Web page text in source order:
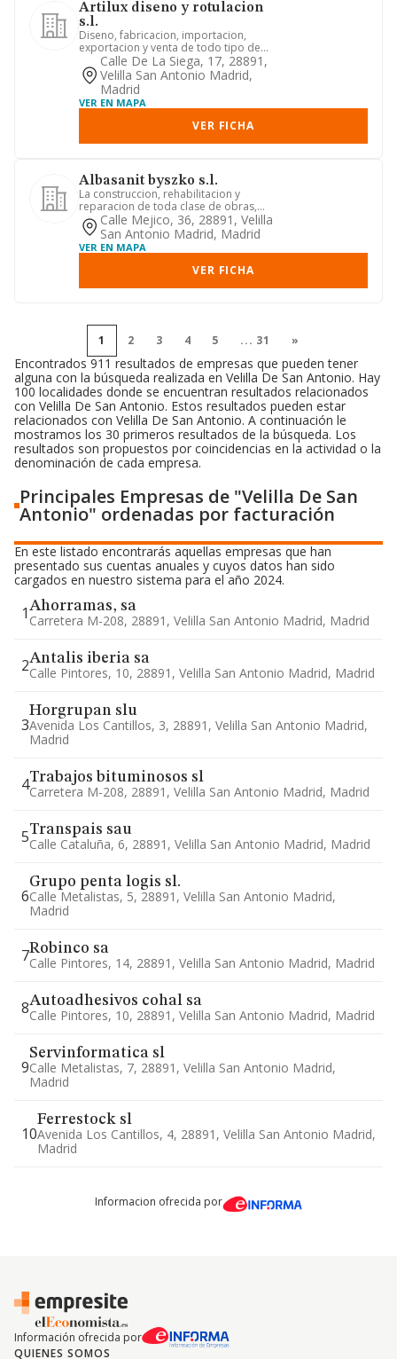
Artilux diseno y rotulacion
s.l.
Diseno, fabricacion, importacion,
exportacion y venta de todo tipo de
rotulos luminosos en neon, me...
Calle De La Siega, 17, 28891,
Velilla San Antonio Madrid,
Madrid
VER EN MAPA
VER FICHA
Albasanit byszko s.l.
La construccion, rehabilitacion y
reparacion de toda clase de obras,
urbanizaciones, edificios, y c...
Calle Mejico, 36, 28891, Velilla
San Antonio Madrid, Madrid
VER EN MAPA
VER FICHA
1 2 3 4 5 ... 31 »
Encontrados 911 resultados de empresas que pueden tener
alguna con la búsqueda realizada en Velilla De San Antonio. Hay
100 localidades donde se encuentran resultados relacionados
con Velilla De San Antonio. Estos resultados pueden estar
relacionados con Velilla De San Antonio. A continuación le
mostramos los 30 primeros resultados de la búsqueda. Los
resultados son propuestos por coincidencias en la actividad o la
denominación de cada empresa.
Principales Empresas de "Velilla De San
Antonio" ordenadas por facturación
En este listado encontrarás aquellas empresas que han
presentado sus cuentas anuales y cuyos datos han sido
cargados en nuestro sistema para el año 2024.
1Ahorramas, sa
Carretera M-208, 28891, Velilla San Antonio Madrid, Madrid
2Antalis iberia sa
Calle Pintores, 10, 28891, Velilla San Antonio Madrid, Madrid
3
Horgrupan slu
Avenida Los Cantillos, 3, 28891, Velilla San Antonio Madrid,
Madrid
4Trabajos bituminosos sl
Carretera M-208, 28891, Velilla San Antonio Madrid, Madrid
5Transpais sau
Calle Cataluña, 6, 28891, Velilla San Antonio Madrid, Madrid
6
Grupo penta logis sl.
Calle Metalistas, 5, 28891, Velilla San Antonio Madrid,
Madrid
7Robinco sa
Calle Pintores, 14, 28891, Velilla San Antonio Madrid, Madrid
8Autoadhesivos cohal sa
Calle Pintores, 10, 28891, Velilla San Antonio Madrid, Madrid
9
Servinformatica sl
Calle Metalistas, 7, 28891, Velilla San Antonio Madrid,
Madrid
10
Ferrestock sl
Avenida Los Cantillos, 4, 28891, Velilla San Antonio Madrid,
Madrid
Informacion ofrecida por
Información ofrecida por
QUIENES SOMOS